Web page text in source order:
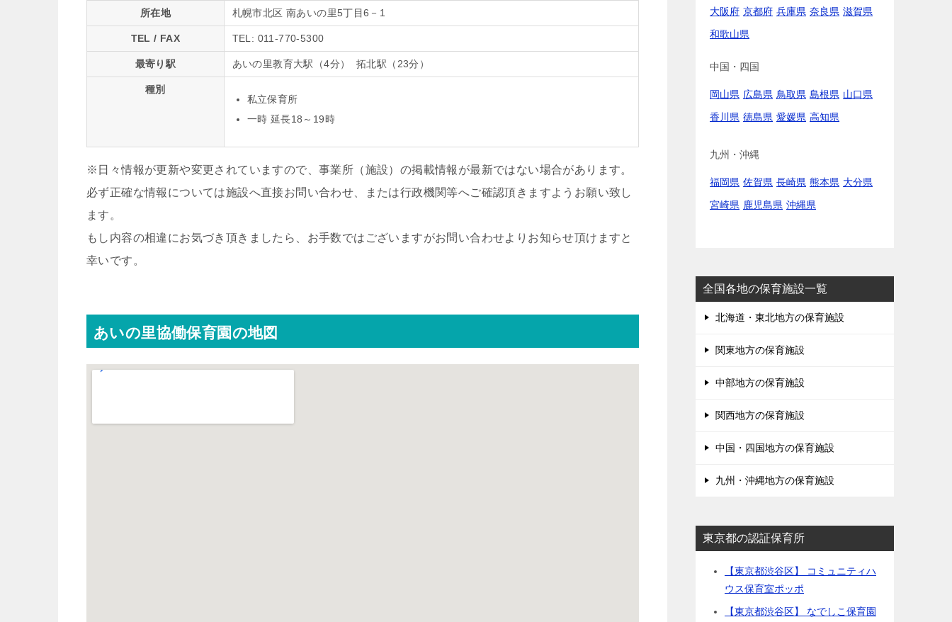
所在地 札幌市北区 南あいの里5丁目6－1
TEL / FAX TEL: 011-770-5300
最寄り駅 あいの里教育大駅（4分） 拓北駅（23分）
種別
私立保育所
一時 延長18～19時
※日々情報が更新や変更されていますので、事業所（施設）の掲載情報が最新ではない場合があります。
必ず正確な情報については施設へ直接お問い合わせ、または行政機関等へご確認頂きますようお願い致し
ます。
もし内容の相違にお気づき頂きましたら、お手数ではございますがお問い合わせよりお知らせ頂けますと
幸いです。
あいの里協働保育園の地図
大阪府 京都府 兵庫県 奈良県 滋賀県
和歌山県
中国・四国
岡山県 広島県 鳥取県 島根県 山口県
香川県 徳島県 愛媛県 高知県
九州・沖縄
福岡県 佐賀県 長崎県 熊本県 大分県
宮崎県 鹿児島県 沖縄県
全国各地の保育施設一覧
北海道・東北地方の保育施設
関東地方の保育施設
中部地方の保育施設
関西地方の保育施設
中国・四国地方の保育施設
九州・沖縄地方の保育施設
東京都の認証保育所
【東京都渋谷区】 コミュニティハ
ウス保育室ポッポ
【東京都渋谷区】 なでしこ保育園